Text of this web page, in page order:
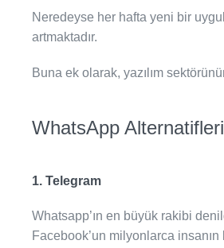
Neredeyse her hafta yeni bir
artmaktadır.
Buna ek olarak, yazılım
WhatsApp Alternatifleri
1. Telegram
Whatsapp’ın en büyük rakibi
Facebook’un milyonlarca